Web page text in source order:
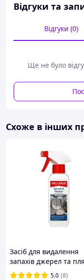
від 30 до 95 °C. Не
запашників. До його
поверхнево-
і неорганічного
біорозкладність.
утворенню накипу.
Відгуки та
Відгуки (0)
Ще не було
Схоже в інших
Засіб для видалення
запахів джерел та
250 мл MELLERUD
5.0 (8)